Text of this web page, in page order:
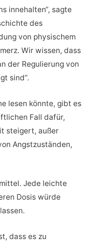
innehalten“, sagte
des
von physischem
Wir wissen, dass
der Regulierung von
sind“.
lesen könnte, gibt es
Fall dafür,
steigert, außer
Angstzuständen,
Jede leichte
Dosis würde
dass es zu